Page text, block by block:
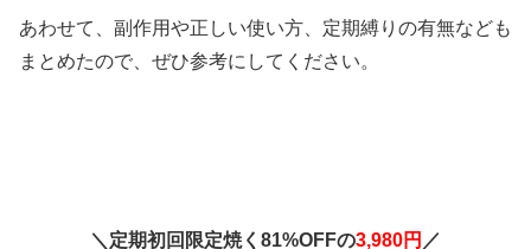
あわせて、副作用や正しい使い方、定期縛りの有無なども
まとめたので、ぜひ参考にしてください。
＼定期初回限定焼く81%OFFの3,980円 ／